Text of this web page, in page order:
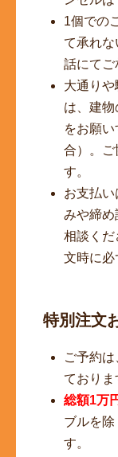
1個での
て承れな
話にてご
大通り
は、建
をお願
合）。ご
す。
お支払
みや締め
相談く
文時に必
特別注文
ご予約は
ておりま
総額1万
ブルを除
す。